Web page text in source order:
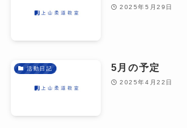
2025年5月29日
活動日記 5月の予定
2025年4月22日